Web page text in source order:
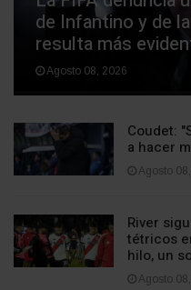
de Infantino y de
resulta más
Agosto 08, 2026
Coudet:
a hacer
Agosto
River
tétricos
hilo, un
Agosto